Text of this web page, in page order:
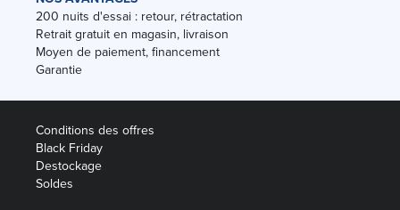
200 nuits d'essai : retour, rétractation
Retrait gratuit en magasin, livraison
Moyen de paiement, financement
Garantie
Conditions des offres
Black Friday
Destockage
Soldes